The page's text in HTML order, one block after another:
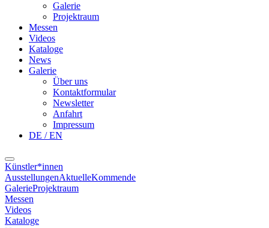
Galerie
Projektraum
Messen
Videos
Kataloge
News
Galerie
Über uns
Kontaktformular
Newsletter
Anfahrt
Impressum
DE / EN
Künstler*innen
AusstellungenAktuelleKommende
GalerieProjektraum
Messen
Videos
Kataloge